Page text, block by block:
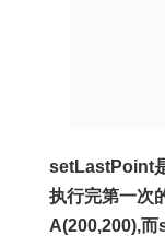
setLastPoint
执行完第一次
A(200,200),